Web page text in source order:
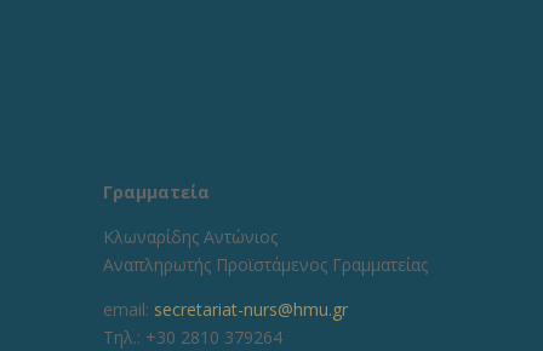
Γραμματεία
Κλωναρίδης Αντώνιος
Αναπληρωτής Προϊστάμενος Γραμματείας
email: secretariat-nurs@hmu.gr
Τηλ.: +30 2810 379264